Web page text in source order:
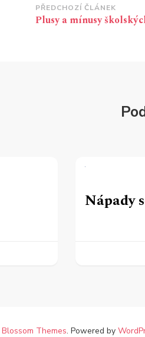
Navigace
příspěvku
PŘEDCHOZÍ ČLÁNEK
Plusy a mínusy
Nápady
Blossom Themes. Powered by